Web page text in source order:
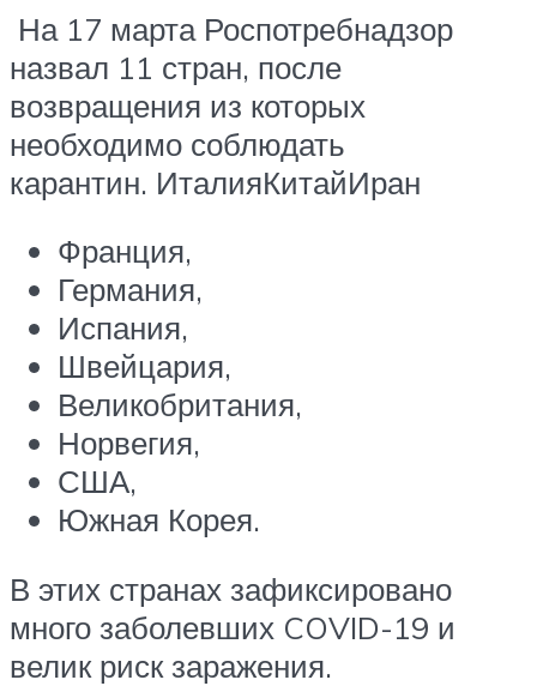
На 17 марта Роспотребнадзор
назвал 11 стран, после
возвращения из которых
необходимо соблюдать
карантин. ИталияКитайИран
Франция,
Германия,
Испания,
Швейцария,
Великобритания,
Норвегия,
США,
Южная Корея.
В этих странах зафиксировано
много заболевших COVID-19 и
велик риск заражения.